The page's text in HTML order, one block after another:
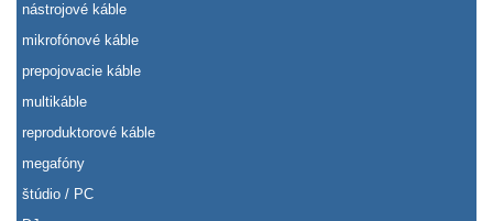
nástrojové káble
mikrofónové káble
prepojovacie káble
multikáble
reproduktorové káble
megafóny
štúdio / PC